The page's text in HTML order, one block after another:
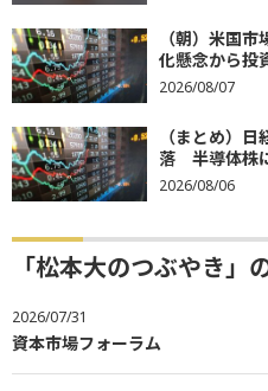
（朝）米国
化懸念から投
2026/08/07
（まとめ）
落 半導体株
2026/08/06
「松本大のつぶやき」
2026/07/31
資本市場フォーラム